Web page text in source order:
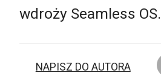
wdroży Seamless OS.
NAPISZ DO AUTORA